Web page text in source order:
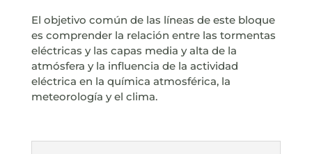
El objetivo común de las líneas de este bloque
es comprender la relación entre las tormentas
eléctricas y las capas media y alta de la
atmósfera y la influencia de la actividad
eléctrica en la química atmosférica, la
meteorología y el clima.